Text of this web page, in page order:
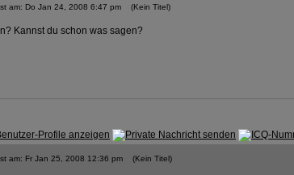
am: Do Jan 24, 2008 6:47 pm (Kein Titel)
Kannst du schon was sagen?
am: Fr Jan 25, 2008 12:36 pm (Kein Titel)